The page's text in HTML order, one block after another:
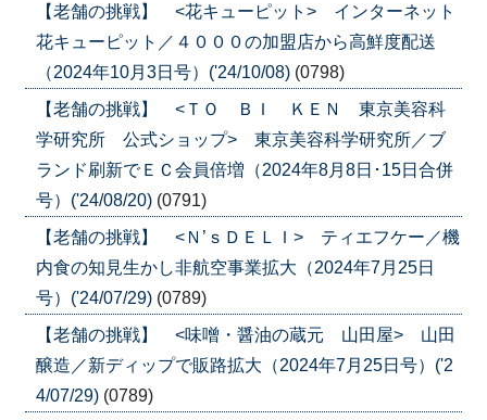
【老舗の挑戦】 <花キューピット> インターネット
花キューピット／４０００の加盟店から高鮮度配送
（2024年10月3日号）('24/10/08) (0798)
【老舗の挑戦】 <ＴＯ ＢＩ ＫＥＮ 東京美容科
学研究所 公式ショップ> 東京美容科学研究所／ブ
ランド刷新でＥＣ会員倍増（2024年8月8日･15日合併
号）('24/08/20) (0791)
【老舗の挑戦】 <Ｎ’ｓＤＥＬＩ> ティエフケー／機
内食の知見生かし非航空事業拡大（2024年7月25日
号）('24/07/29) (0789)
【老舗の挑戦】 <味噌・醤油の蔵元 山田屋> 山田
醸造／新ディップで販路拡大（2024年7月25日号）('2
4/07/29) (0789)